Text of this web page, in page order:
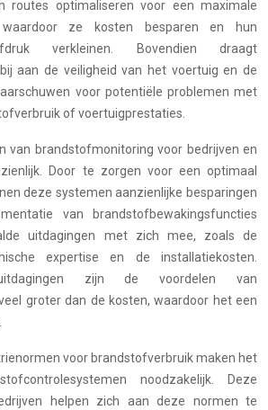
routes optimaliseren voor een maximale
waardoor ze kosten besparen en hun
verkleinen. Bovendien draagt
aan de veiligheid van het voertuig en de
voor potentiële problemen met
of voertuigprestaties.
van brandstofmonitoring voor bedrijven en
Door te zorgen voor een optimaal
deze systemen aanzienlijke besparingen
van brandstofbewakingsfuncties
uitdagingen met zich mee, zoals de
expertise en de installatiekosten.
zijn de voordelen van
groter dan de kosten, waardoor het een
voor brandstofverbruik maken het
noodzakelijk. Deze
helpen zich aan deze normen te